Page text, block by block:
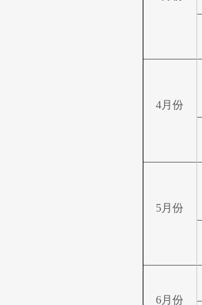
4月份
5月份
6月份